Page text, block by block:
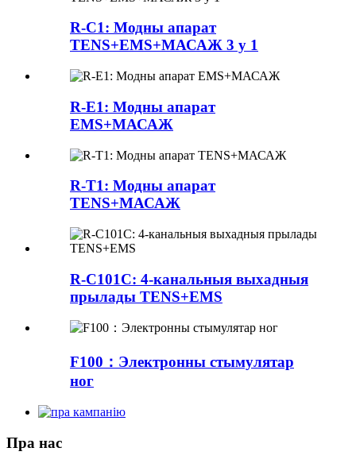
R-C1: Модны апарат
TENS+EMS+МАСАЖ 3 у 1
R-E1: Модны апарат
EMS+МАСАЖ
R-T1: Модны апарат
TENS+МАСАЖ
R-C101C: 4-канальныя выхадныя
прылады TENS+EMS
F100：Электронны стымулятар
ног
Пра нас